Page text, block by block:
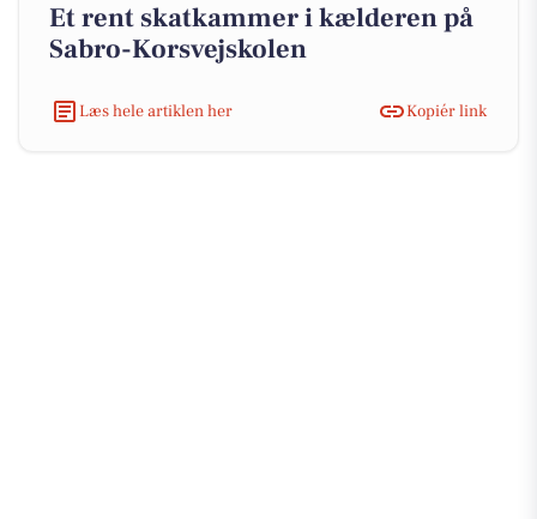
Et rent skatkammer i kælderen på
Sabro-Korsvejskolen
Læs hele artiklen her Kopiér link